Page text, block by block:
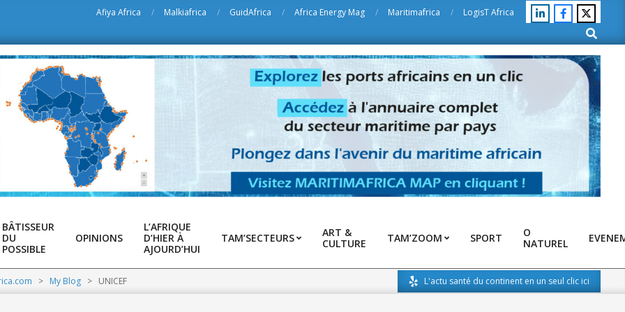
le site des l'Afrique de toutes les possibilités
Afiya Africa Malkiafrica GuidAfrica Africa Energy Mag Maritimafrica
LogisT Africa
Search
BÂTISSEUR
DU
POSSIBLE
OPINIONS
L’AFRIQUE
D’HIER À
AJOURD’HUI
TAM’SECTEURS
ART &
CULTURE
TAM’ZOOM SPORT
O
NATUREL
> My Blog > UNICEF L'actu santé du continent en un seul clic ici